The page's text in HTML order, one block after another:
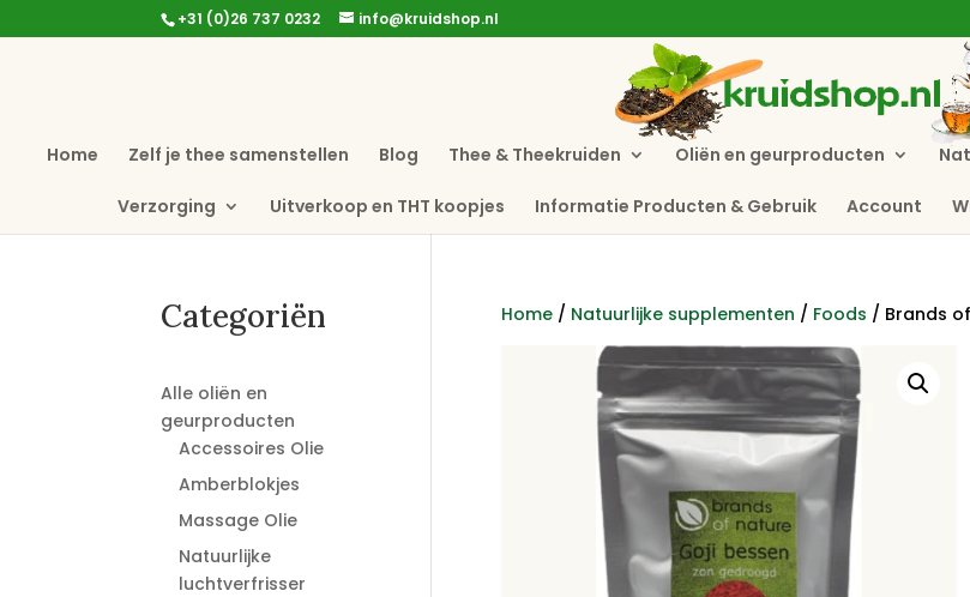
+31 (0)26 737 0232 info@kruidshop.nl
Home Zelf je thee samenstellen Blog Thee & Theekruiden Oliën en geurproducten
Verzorging Uitverkoop en THT koopjes Informatie Producten & Gebruik Account
Home/ Natuurlijke supplementen / Foods / Brands
Categoriën
Alle oliën en
geurproducten
Accessoires Olie
Amberblokjes
Massage Olie
Natuurlijke
luchtverfrisser